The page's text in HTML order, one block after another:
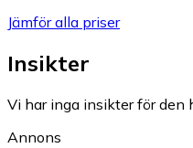
Jämför alla priser
Insikter
Vi har inga insikter för den
Annons